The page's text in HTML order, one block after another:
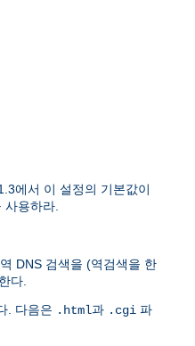
에서 이 설정의 기본값이
사용하라.
DNS 검색을 (역검색을 한
다.
. 다음은 .html과 .cgi 파